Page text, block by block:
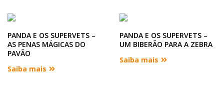
PANDA E OS SUPERVETS –
AS PENAS MÁGICAS DO
PAVÃO
Saiba mais
PANDA E OS SUPERVETS –
UM BIBERÃO PARA A ZEBRA
Saiba mais